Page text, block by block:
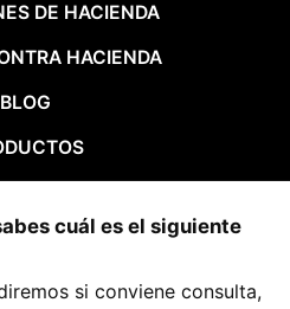
DE HACIENDA
HACIENDA
BLOG
cuál es el siguiente
si conviene consulta,